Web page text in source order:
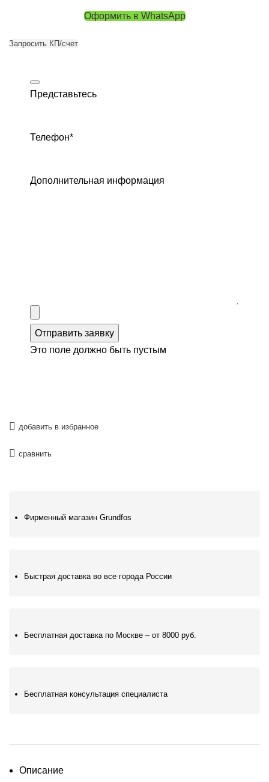
Оформить в WhatsApp
Запросить КП/счет
Представьтесь
Телефон*
Дополнительная информация
Отправить заявку
Это поле должно быть пустым
добавить в избранное
сравнить
Фирменный магазин Grundfos
Быстрая доставка во все города России
Бесплатная доставка по Москве – от 8000 руб.
Бесплатная консультация специалиста
Описание